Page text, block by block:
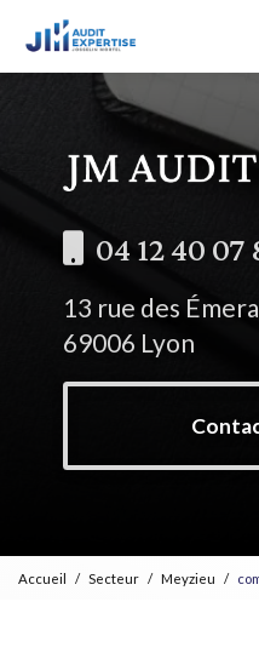
contenu
04 12 40 07
13 rue des
69006 Lyon
Accueil Secteur Meyzieu